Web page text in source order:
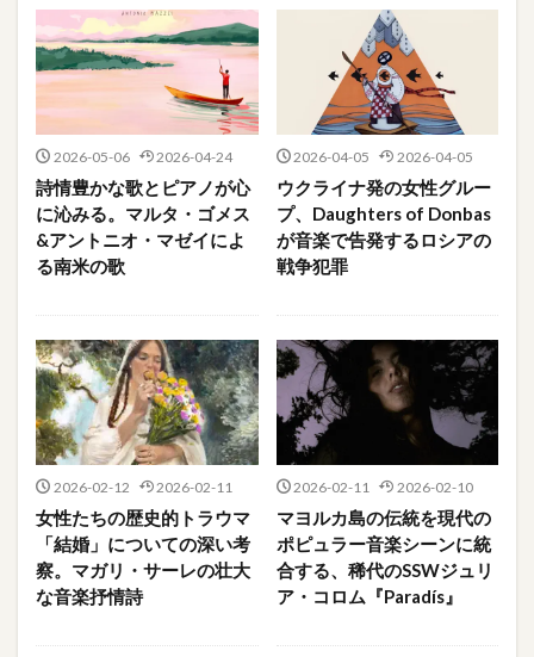
2026-05-06 2026-04-24
詩情豊かな歌とピアノが心
に沁みる。マルタ・ゴメス
&アントニオ・マゼイによ
る南米の歌
2026-04-05 2026-04-05
ウクライナ発の女性グルー
プ、Daughters of Donbas
が音楽で告発するロシアの
戦争犯罪
2026-02-12 2026-02-11
女性たちの歴史的トラウマ
「結婚」についての深い考
察。マガリ・サーレの壮大
な音楽抒情詩
2026-02-11 2026-02-10
マヨルカ島の伝統を現代の
ポピュラー音楽シーンに統
合する、稀代のSSWジュリ
ア・コロム『Paradís』